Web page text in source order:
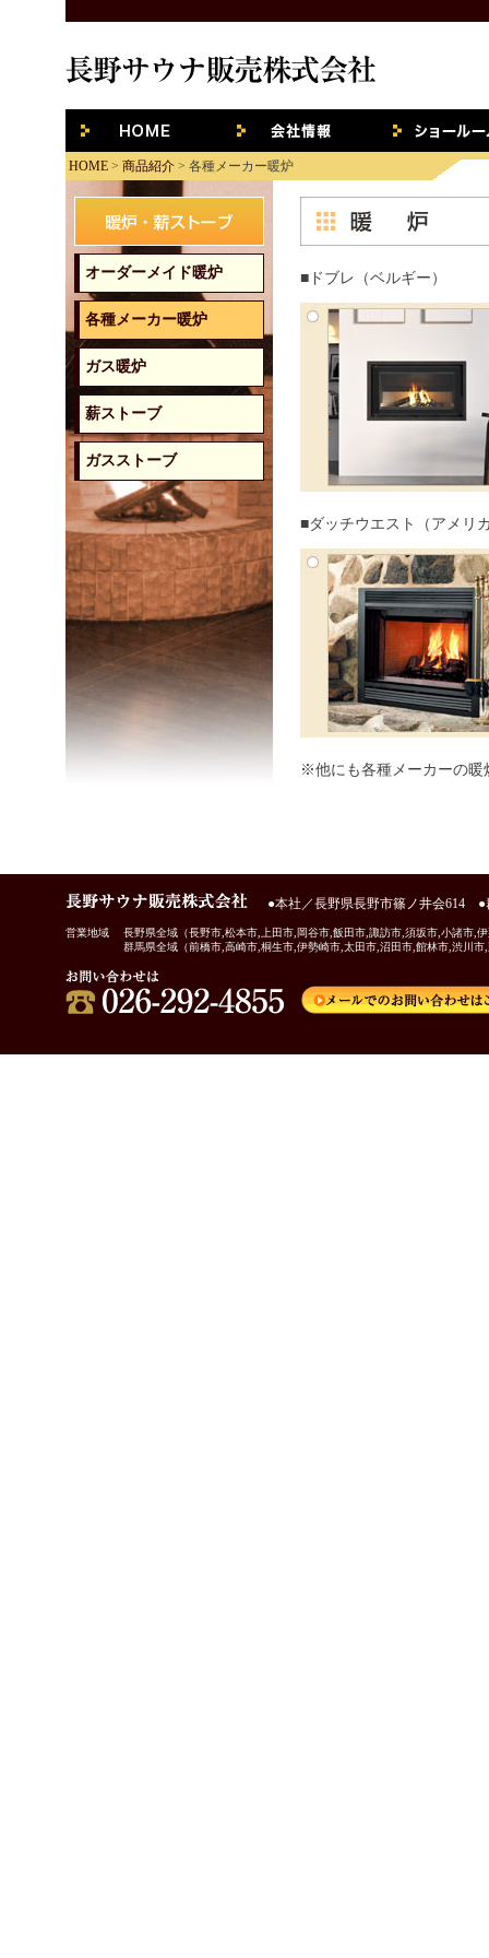
HOME 会社概要 ショール
HOME > 商品紹介 > 各種メーカー暖炉
オーダーメイド暖炉
各種メーカー暖炉
ガス暖炉
薪ストーブ
ガスストーブ
■ドブレ（ベルギー）
■ダッチウエスト（アメリ
※他にも各種メーカーの暖
●本社／長野県長野市篠ノ井会614 ●
営業地域
長野県全域（長野市,松本市,上田市,岡谷市,飯田市,諏訪市,須坂市,小諸市,
群馬県全域（前橋市,高崎市,桐生市,伊勢崎市,太田市,沼田市,館林市,渋川